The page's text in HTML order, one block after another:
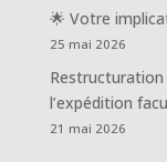
🌟 Votre
25 mai 2026
Restructuration
l’expédition
21 mai 2026